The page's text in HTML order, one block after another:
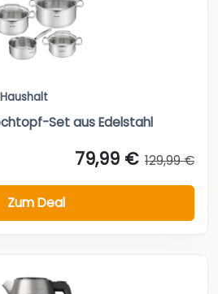
Haushalt
Set aus Edelstahl
79,99 € 129,99 €
Zum Deal